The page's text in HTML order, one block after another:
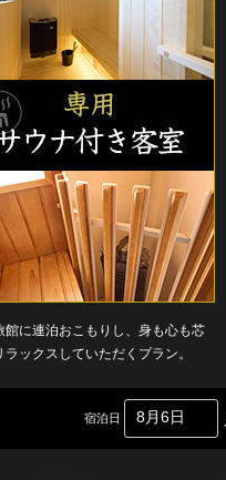
館に連泊おこもりし、身も心も芯
ラックスしていただくプラン。
宿泊日